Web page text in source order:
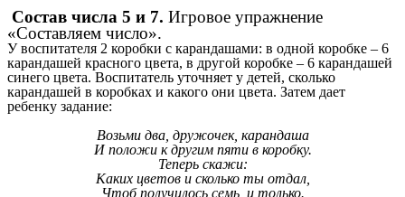
Состав числа 5 и 7. Игровое упражнение
«Составляем число».
У воспитателя 2 коробки с карандашами: в одной коробке – 6
карандашей красного цвета, в другой коробке – 6 карандашей
синего цвета. Воспитатель уточняет у детей, сколько
карандашей в коробках и какого они цвета. Затем дает
ребенку задание:
Возьми два, дружочек, карандаша
И положи к другим пяти в коробку.
Теперь скажи:
Каких цветов и сколько ты отдал,
Чтоб получилось семь, и только.